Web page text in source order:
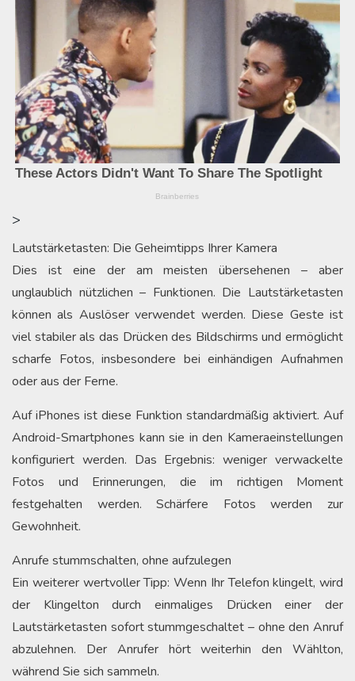
>
Lautstärketasten: Die Geheimtipps Ihrer Kamera
Dies ist eine der am meisten übersehenen – aber
unglaublich nützlichen – Funktionen. Die Lautstärketasten
können als Auslöser verwendet werden. Diese Geste ist
viel stabiler als das Drücken des Bildschirms und ermöglicht
scharfe Fotos, insbesondere bei einhändigen Aufnahmen
oder aus der Ferne.
Auf iPhones ist diese Funktion standardmäßig aktiviert. Auf
Android-Smartphones kann sie in den Kameraeinstellungen
konfiguriert werden. Das Ergebnis: weniger verwackelte
Fotos und Erinnerungen, die im richtigen Moment
festgehalten werden. Schärfere Fotos werden zur
Gewohnheit.
Anrufe stummschalten, ohne aufzulegen
Ein weiterer wertvoller Tipp: Wenn Ihr Telefon klingelt, wird
der Klingelton durch einmaliges Drücken einer der
Lautstärketasten sofort stummgeschaltet – ohne den Anruf
abzulehnen. Der Anrufer hört weiterhin den Wählton,
während Sie sich sammeln.